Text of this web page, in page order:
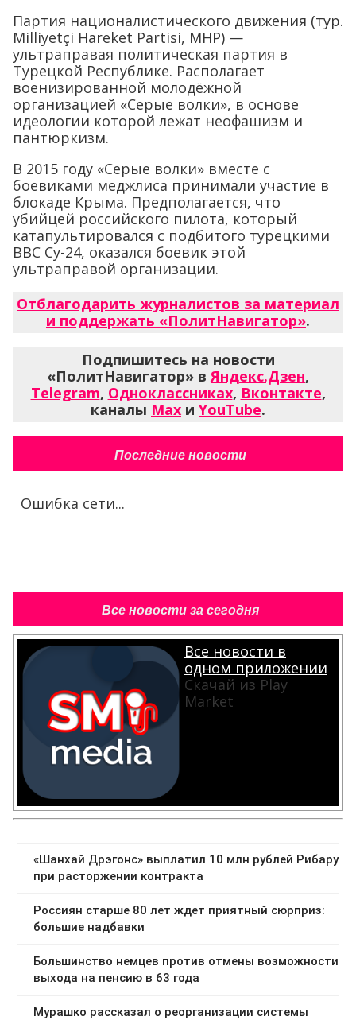
Партия националистического движения (тур.
Milliyetçi Hareket Partisi, MHP) —
ультраправая политическая партия в
Турецкой Республике. Располагает
военизированной молодёжной
организацией «Серые волки», в основе
идеологии которой лежат неофашизм и
пантюркизм.
В 2015 году «Серые волки» вместе с
боевиками меджлиса принимали участие в
блокаде Крыма. Предполагается, что
убийцей российского пилота, который
катапультировался с подбитого турецкими
ВВС Су-24, оказался боевик этой
ультраправой организации.
Отблагодарить журналистов за материал
и поддержать «ПолитНавигатор».
Подпишитесь на новости
«ПолитНавигатор» вЯндекс.Дзен,
Telegram, Одноклассниках, Вконтакте,
каналы Max и YouTube.
Последние новости
Ошибка сети...
Все новости за сегодня
Все новости в
одном приложении
Скачай из Play
Market